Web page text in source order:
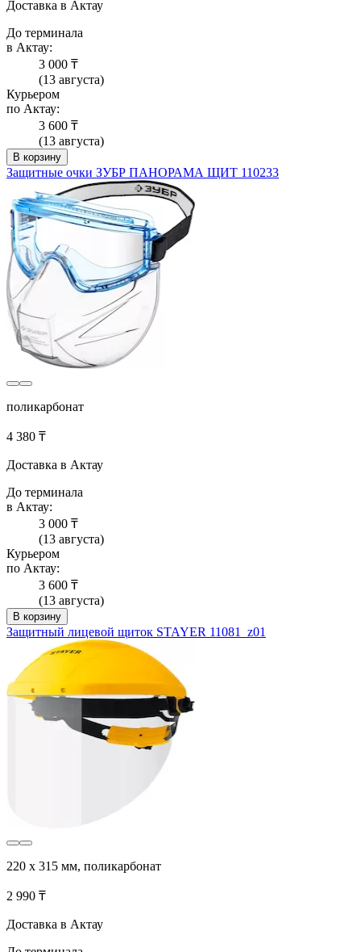
Доставка в Актау
До терминала
в Актау:
3 000 ₸
(13 августа)
Курьером
по Актау:
3 600 ₸
(13 августа)
В корзину
Защитные очки ЗУБР ПАНОРАМА ЩИТ 110233
поликарбонат
4 380 ₸
Доставка в Актау
До терминала
в Актау:
3 000 ₸
(13 августа)
Курьером
по Актау:
3 600 ₸
(13 августа)
В корзину
Защитный лицевой щиток STAYER 11081_z01
220 х 315 мм, поликарбонат
2 990 ₸
Доставка в Актау